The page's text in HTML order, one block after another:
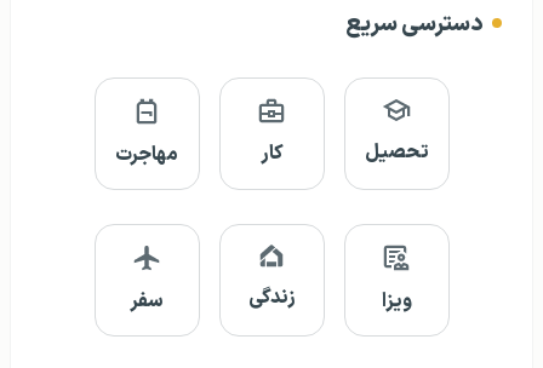
دسترسی سریع
تحصیل کار مهاجرت
ویزا زندگی سفر